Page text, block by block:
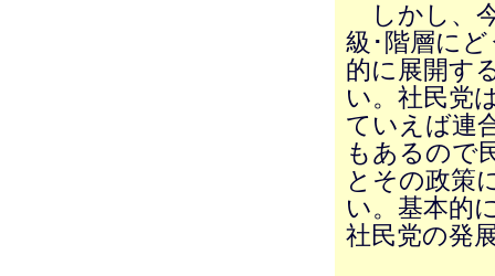
しかし、
級･階層に
的に展開す
い。社民党
ていえば連
もあるので
とその政策
い。基本的
社民党の発